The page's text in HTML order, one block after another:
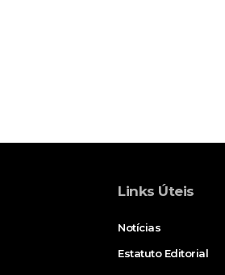
Links Úteis
Notícias
Estatuto Editorial